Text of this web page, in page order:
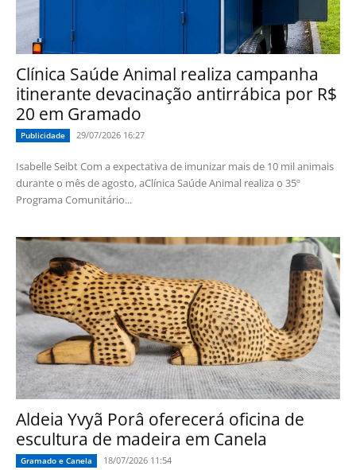
Clínica Saúde Animal realiza campanha
itinerante devacinação antirrábica por R$
20 em Gramado
Publicidade 29/07/2026 16:27
Isabelle Seibt Com a expectativa de imunizar mais de 10 mil animais
durante o mês de agosto, aClínica Saúde Animal realiza o 35º
Programa Comunitário...
Aldeia Yvyã Porâ oferecerá oficina de
escultura de madeira em Canela
Gramado e Canela 18/07/2026 11:54